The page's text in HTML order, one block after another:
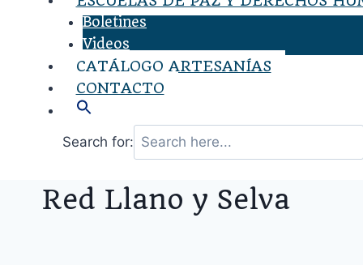
Boletines
Videos
CATÁLOGO ARTESANÍAS
CONTACTO
Search for:
Red Llano y Selva